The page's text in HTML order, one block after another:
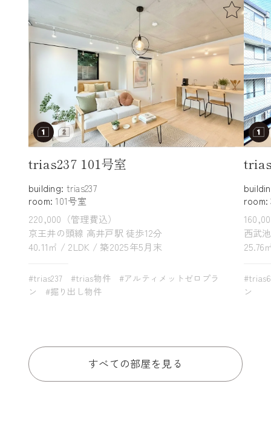
trias237 101号室
building: trias237
room: 101号室
220,000（管理費込）
京王井の頭線 高井戸駅 徒歩12分
40.11㎡ / 2LDK / 築2025年5月末
#trias237 #trias物件
#アルティメットゼロプラ
ン
#掘り出し物件
room:
西武
25.76
ン
すべての部屋を見る